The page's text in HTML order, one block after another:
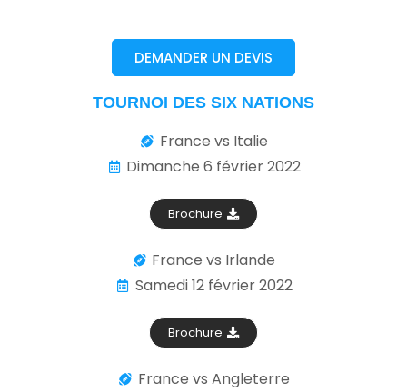
DEMANDER UN DEVIS
TOURNOI DES SIX NATIONS
France vs Italie
Dimanche 6 février 2022
Brochure
France vs Irlande
Samedi 12 février 2022
Brochure
France vs Angleterre